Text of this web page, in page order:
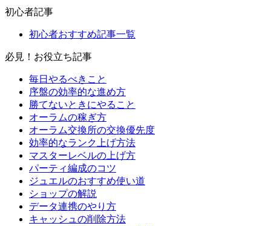
初心者記事
初心者おすすめ記事一覧
必見！お役立ち記事
毎日やるべきこと
序盤の効率的な進め方
勝てないときにやること
オーラムの稼ぎ方
オーラム交換所の交換優先度
効率的なランク上げ方法
マスターレベルの上げ方
パーティ編成のコツ
ジュエルのおすすめ使い道
ショップの解説
データ連携のやり方
キャッシュの削除方法